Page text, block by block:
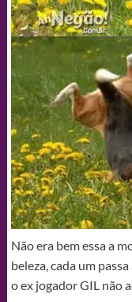
Não era bem essa a
beleza, cada um
o ex jogador GIL não